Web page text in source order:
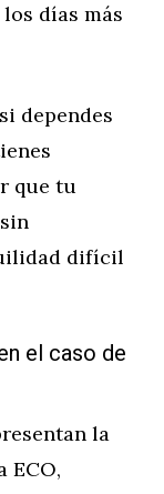
días más
dependes
que tu
difícil
el caso de
la
ECO,